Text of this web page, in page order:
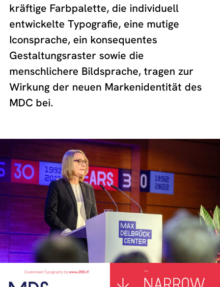
kräftige Farbpalette, die individuell
entwickelte Typografie, eine mutige
Iconsprache, ein konsequentes
Gestaltungsraster sowie die
menschlichere Bildsprache, tragen zur
Wirkung der neuen Markenidentität des
MDC bei.